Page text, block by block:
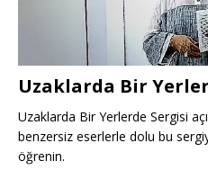
Uzaklarda Bir
Uzaklarda Bir Yerlerde Sergisi
benzersiz eserlerle dolu bu
öğrenin.